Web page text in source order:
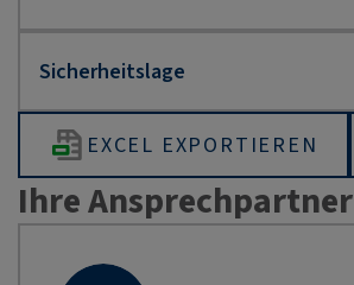
EXCEL EXPORTIEREN
Ihre Ansprechpartner